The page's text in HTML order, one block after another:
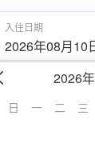
入住日期
2026年08月10
2026
日 一 二 三